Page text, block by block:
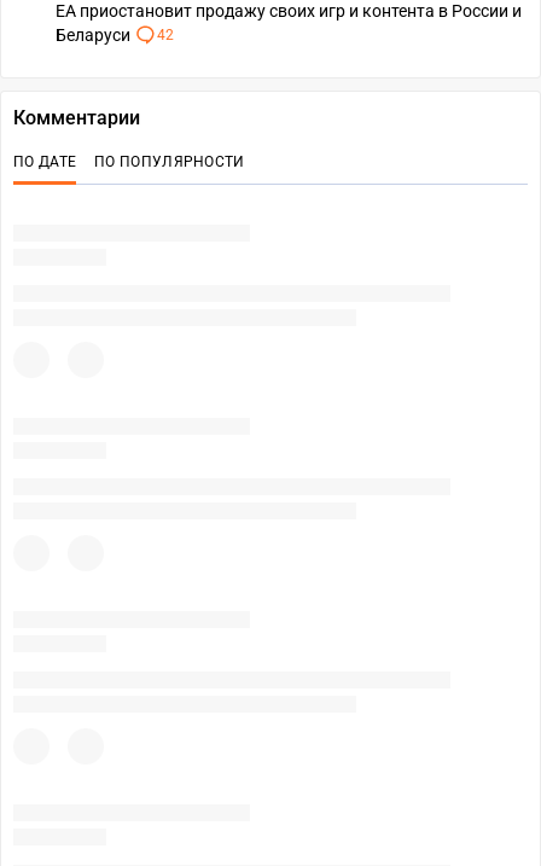
EA приостановит продажу своих игр и контента в России и
Беларуси
42
Комментарии
ПО ДАТЕ ПО ПОПУЛЯРНОСТИ